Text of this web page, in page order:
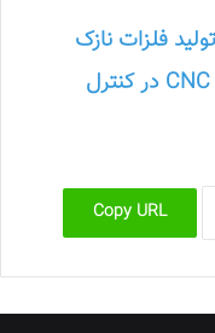
فلزات نازک
مزایای استفاده از روتاری انکودر CNC در کنترل
Copy URL